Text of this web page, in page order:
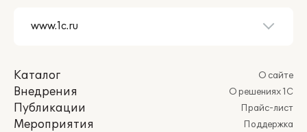
Каталог
Внедрения
Публикации
Мероприятия
О сайте
О решениях 1С
Прайс-лист
Поддержка